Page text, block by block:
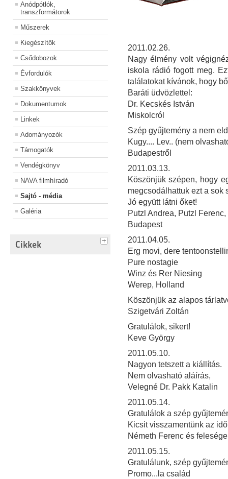
Anódpótlók,
transzformátorok
Műszerek
Kiegészítők
Csődobozok
Évfordulók
Szakkönyvek
Dokumentumok
Linkek
Adományozók
Támogatók
Vendégkönyv
NAVA filmhíradó
Sajtó - média
Galéria
Cikkek
2011.02.26.
Nagy élmény volt
iskola rádió fogott meg.
találatokat kívánok, hogy
Baráti üdvözlettel:
Dr. Kecskés István
Miskolcról
Szép gyűjtemény a nem
Kugy.... Lev.. (nem
Budapestről
2011.03.13.
Köszönjük szépen, hogy
megcsodálhattuk ezt a sok
Jó együtt látni őket!
Putzl Andrea, Putzl
Budapest
2011.04.05.
Erg movi, dere
Pure nostagie
Winz és Rer Niesing
Werep, Holland
Köszönjük az alapos
Szigetvári Zoltán
Gratulálok, sikert!
Keve György
2011.05.10.
Nagyon tetszett a kiállítás.
Nem olvasható aláírás,
Velegné Dr. Pakk Katalin
2011.05.14.
Gratulálok a szép
Kicsit visszamentünk az
Németh Ferenc és
2011.05.15.
Gratulálunk, szép
Promo...la család